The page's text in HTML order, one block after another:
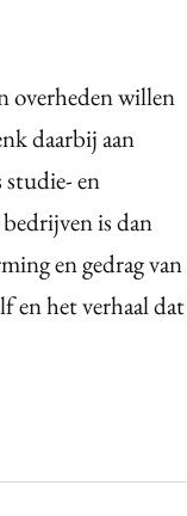
overheden willen
daarbij aan
studie- en
is dan
en gedrag van
en het verhaal dat